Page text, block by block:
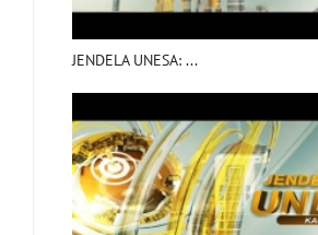
JENDELA UNESA: ...